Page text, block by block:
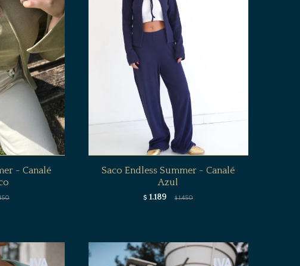
- Canalé
Saco Endless Summer - Canalé
Azul
$ 1.189 $ 1.450